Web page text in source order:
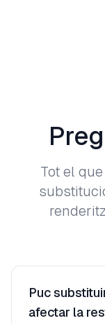
Tot el
Puc
afectar la